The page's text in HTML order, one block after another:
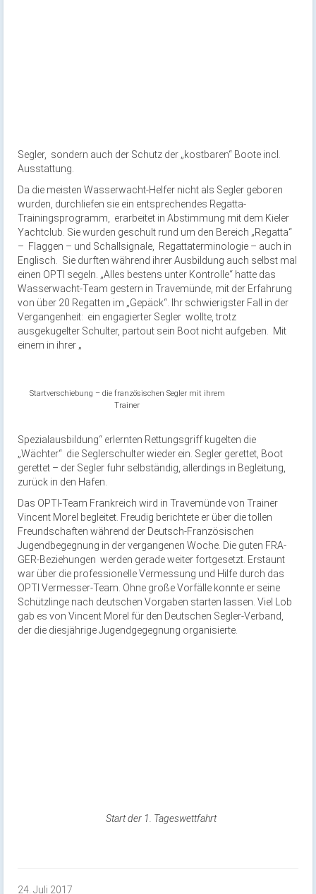
Segler, sondern auch der Schutz der „kostbaren“ Boote incl.
Ausstattung.
Da die meisten Wasserwacht-Helfer nicht als Segler geboren
wurden, durchliefen sie ein entsprechendes Regatta-
Trainingsprogramm, erarbeitet in Abstimmung mit dem Kieler
Yachtclub. Sie wurden geschult rund um den Bereich „Regatta“
– Flaggen – und Schallsignale, Regattaterminologie – auch in
Englisch. Sie durften während ihrer Ausbildung auch selbst mal
einen OPTI segeln. „Alles bestens unter Kontrolle“ hatte das
Wasserwacht-Team gestern in Travemünde, mit der Erfahrung
von über 20 Regatten im „Gepäck“. Ihr schwierigster Fall in der
Vergangenheit: ein engagierter Segler wollte, trotz
ausgekugelter Schulter, partout sein Boot nicht aufgeben. Mit
einem in ihrer „
Startverschiebung – die französischen Segler mit ihrem
Trainer
Spezialausbildung“ erlernten Rettungsgriff kugelten die
„Wächter“ die Seglerschulter wieder ein. Segler gerettet, Boot
gerettet – der Segler fuhr selbständig, allerdings in Begleitung,
zurück in den Hafen.
Das OPTI-Team Frankreich wird in Travemünde von Trainer
Vincent Morel begleitet. Freudig berichtete er über die tollen
Freundschaften während der Deutsch-Französischen
Jugendbegegnung in der vergangenen Woche. Die guten FRA-
GER-Beziehungen werden gerade weiter fortgesetzt. Erstaunt
war über die professionelle Vermessung und Hilfe durch das
OPTI Vermesser-Team. Ohne große Vorfälle konnte er seine
Schützlinge nach deutschen Vorgaben starten lassen. Viel Lob
gab es von Vincent Morel für den Deutschen Segler-Verband,
der die diesjährige Jugendgegegnung organisierte.
Start der 1. Tageswettfahrt
24. Juli 2017